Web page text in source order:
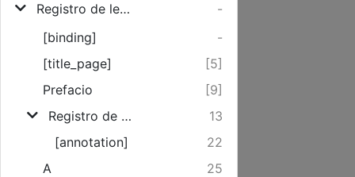
Registro de lexicografía hispaníca
-
[binding]
-
[title_page]
[5]
Prefacio
[9]
Registro de revistas, colecciones y libros que han sido examinados, y abreviaturas que usamos en el texto
13
[annotation]
22
A
25